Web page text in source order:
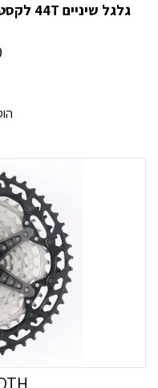
גלגל שיניים 44T לקסטה 11 GCX for SRAM XX1/X01